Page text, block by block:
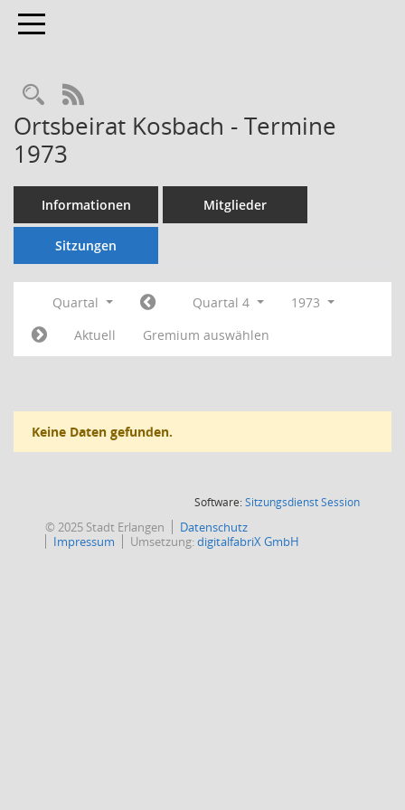
Toggle navigation
Rechercheauswahl
RSS-Feed
Ortsbeirat Kosbach - Termine
1973
Informationen Mitglieder
Sitzungen
Quartal Quartal 4
1973
Aktuell
Gremium auswählen
Keine Daten gefunden.
Software:SitzungsdienstSession(Wird in
© 2025 Stadt Erlangen
Datenschutz
Impressum
Umsetzung:digitalfabriX GmbH